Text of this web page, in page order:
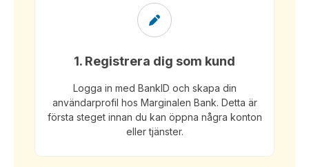
1. Registrera dig som kund
Logga in med BankID och skapa din
användarprofil hos Marginalen Bank. Detta är
första steget innan du kan öppna några konton
eller tjänster.